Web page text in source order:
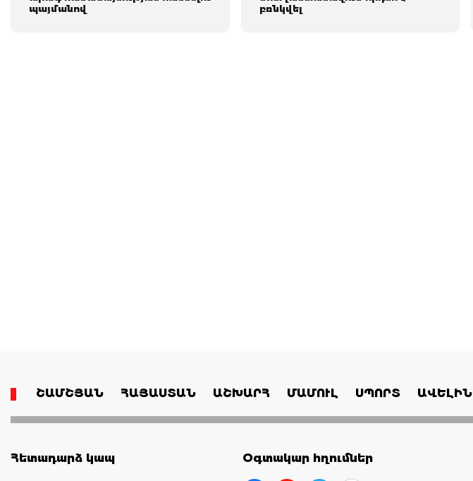
պայմանով
բռնկվել
ՇԱՄՇՅԱՆ ՀԱՅԱՍՏԱՆ ԱՇԽԱՐՀ ՄԱՄՈՒԼ ՍՊՈՐՏ ԱՎԵԼԻՆ
Հետադարձ կապ Օգտակար հղումներ